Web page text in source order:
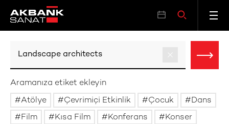
Aramanıza etiket ekleyin
Atölye
Çevrimiçi Etkinlik Çocuk
Dans
Film
Kısa Film Konferans
Konser